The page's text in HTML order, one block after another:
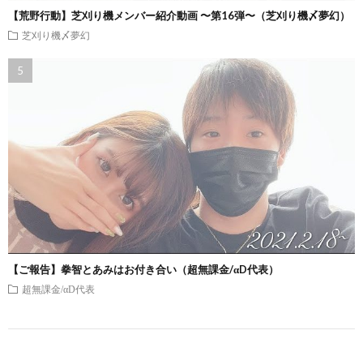
【荒野行動】芝刈り機メンバー紹介動画 〜第16弾〜（芝刈り機〆夢幻）
芝刈り機〆夢幻
【ご報告】拳智とあみはお付き合い（超無課金/αD代表）
超無課金/αD代表